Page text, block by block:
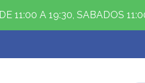
11:00 A 19:30, SABADOS